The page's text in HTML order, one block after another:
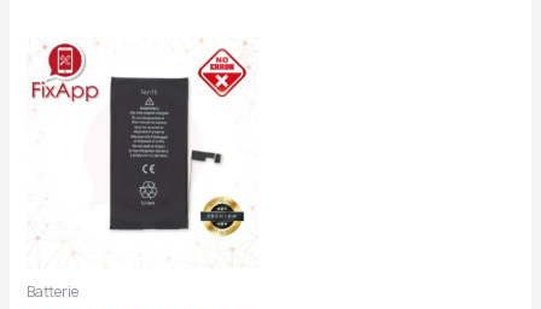
Batterie